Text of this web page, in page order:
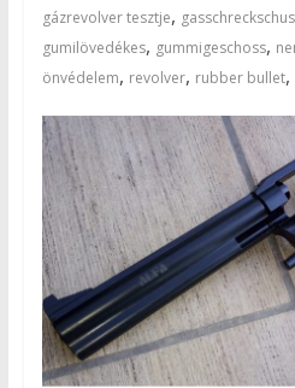
gázrevolver tesztje,
gumilövedékes, gummigeschoss,
önvédelem, revolver, rubber bullet,